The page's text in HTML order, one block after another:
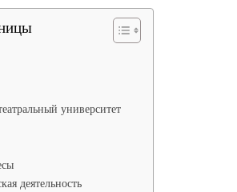
университет
деятельность